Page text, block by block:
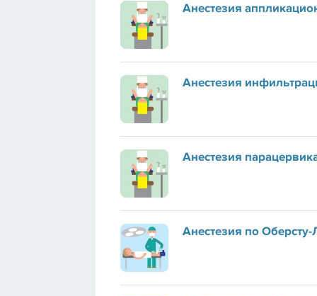
Анестезия
Анестезия
Анестезия
Анестезия по